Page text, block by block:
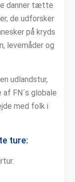
danner tætte
de udforsker
på kryds
levemåder og
udlandstur,
FN´s globale
med folk i
ture: